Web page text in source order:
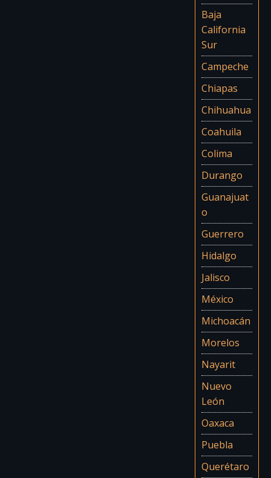
Baja
California
Sur
Campeche
Chiapas
Chihuahua
Coahuila
Colima
Durango
Guanajuat
o
Guerrero
Hidalgo
Jalisco
México
Michoacán
Morelos
Nayarit
Nuevo
León
Oaxaca
Puebla
Querétaro